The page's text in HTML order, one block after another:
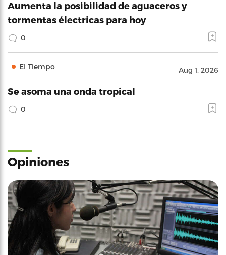
Aumenta la posibilidad de aguaceros y
tormentas électricas para hoy
0
El Tiempo Aug 1, 2026
Se asoma una onda tropical
0
Opiniones